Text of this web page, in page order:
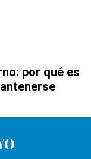
por qué es